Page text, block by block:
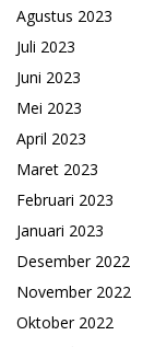
Agustus 2023
Juli 2023
Juni 2023
Mei 2023
April 2023
Maret 2023
Februari 2023
Januari 2023
Desember 2022
November 2022
Oktober 2022